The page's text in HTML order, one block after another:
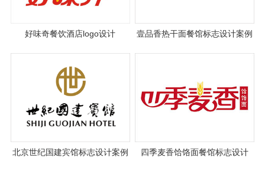
好味奇餐饮酒店logo设计
壹品香热干面餐馆标志设计案例
北京世纪国建宾馆标志设计案例
四季麦香饸饹面餐馆标志设计